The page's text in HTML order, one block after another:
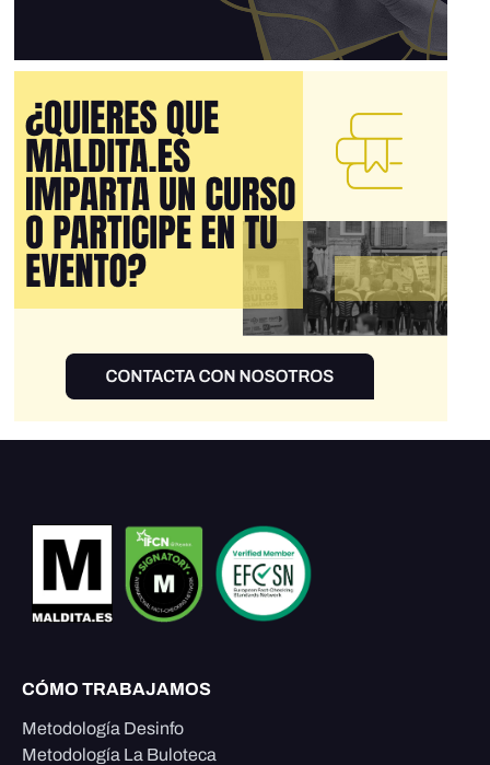
CÓMO TRABAJAMOS
Metodología Desinfo
Metodología La Buloteca